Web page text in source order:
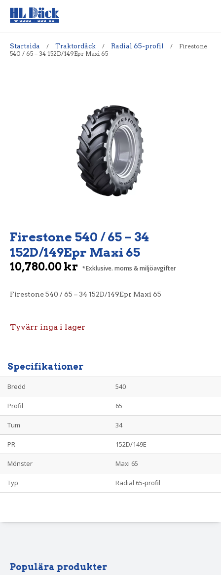
Startsida / Traktordäck / Radial 65-profil /
Firestone
540 / 65 – 34 152D/149Epr Maxi 65
Firestone 540 / 65 – 34
152D/149Epr Maxi 65
10,780.00kr Exklusive. moms & miljöavgifter
Firestone 540 / 65 – 34 152D/149Epr Maxi 65
Tyvärr inga i lager
Specifikationer
Bredd 540
Profil 65
Tum 34
PR 152D/149E
Mönster Maxi 65
Typ Radial 65-profil
Populära produkter